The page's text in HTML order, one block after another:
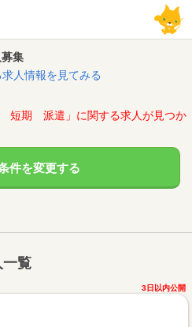
集
人情報を見てみる
短期 派遣」に関する求人が見つか
件を変更する
一覧
3日以内公開